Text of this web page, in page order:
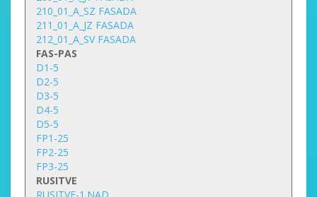
210_01_A_SZ FASADA
211_01_A_JZ FASADA
212_01_A_SV FASADA
FAS-PAS
D1-5
D2-5
D3-5
D4-5
D5-5
FP1-25
FP2-25
FP3-25
RUSITVE